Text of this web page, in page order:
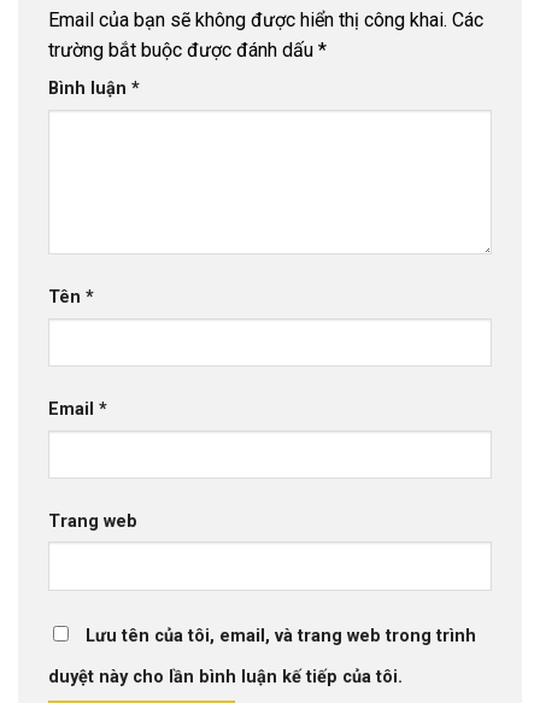
Email của bạn sẽ không được hiển thị công khai. Các
trường bắt buộc được đánh dấu *
Bình luận *
Tên *
Email *
Trang web
Lưu tên của tôi, email, và trang web trong trình
duyệt này cho lần bình luận kế tiếp của tôi.